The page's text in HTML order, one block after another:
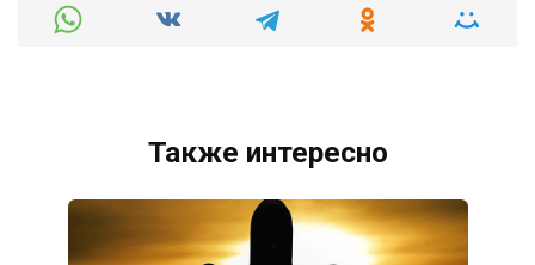
Также интересно